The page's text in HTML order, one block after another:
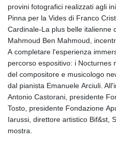
provini fotografici realizzati agli
Pinna per la Vides di Franco
Cardinale-La plus belle italienne
Mahmoud Ben Mahmoud,
A completare l'esperienza
percorso espositivo: i Nocturnes
del compositore e musicologo
dal pianista Emanuele Arciuli.
Antonio Castorani, presidente
Tosto, presidente Fondazione
Iarussi, direttore artistico Bif&st,
mostra.